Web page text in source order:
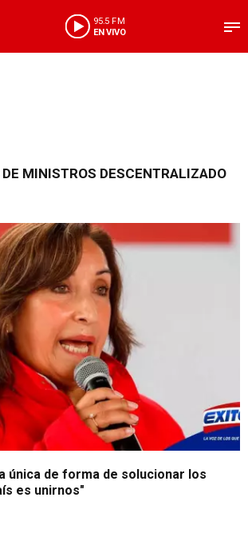
95.5 FM
EN VIVO
MINISTROS DESCENTRALIZADO
única de forma de solucionar los
es unirnos"